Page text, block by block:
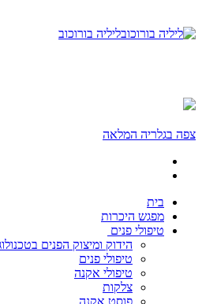
ליליה בורוכוב
צפה בגלריה המלאה
בית
מפגש היכרות
טיפולי פנים
הידוק ומיצוק הפנים
טיפולי פנים
טיפולי אקנה
צלקות
פוסט אקנה